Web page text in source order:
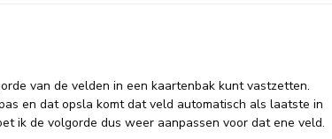
van de velden in een kaartenbak kunt vastzetten.
en dat opsla komt dat veld automatisch als laatste in
ik de volgorde dus weer aanpassen voor dat ene veld.